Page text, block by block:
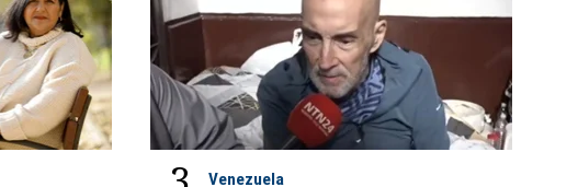
Venezuela